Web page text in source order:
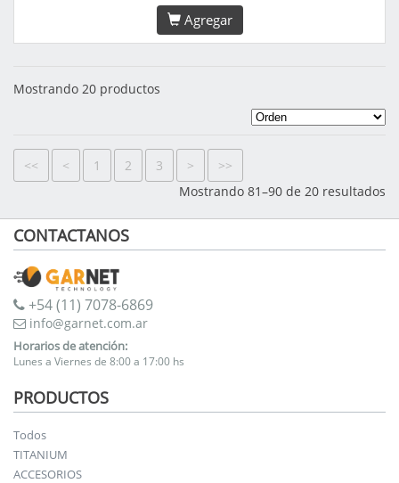
Agregar
Mostrando 20 productos
<< < 1 2 3 >
>>
Mostrando 81–90 de 20 resultados
CONTACTANOS
+54 (11) 7078-6869
info@garnet.com.ar
Horarios de atención:
Lunes a Viernes de 8:00 a 17:00 hs
PRODUCTOS
Todos
TITANIUM
ACCESORIOS